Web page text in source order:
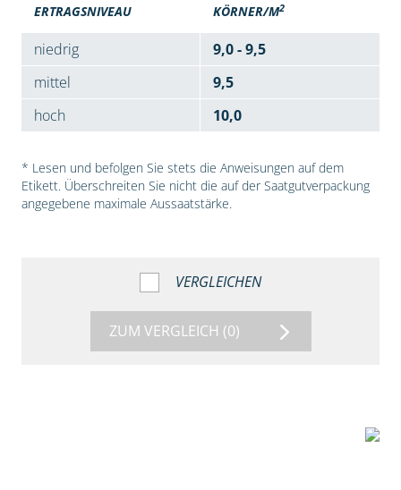
ERTRAGSNIVEAU KÖRNER/M2
niedrig
9,0 - 9,5
mittel
9,5
hoch
10,0
* Lesen und befolgen Sie stets die Anweisungen auf dem
Etikett. Überschreiten Sie nicht die auf der Saatgutverpackung
angegebene maximale Aussaatstärke.
VERGLEICHEN
ZUM VERGLEICH (0)